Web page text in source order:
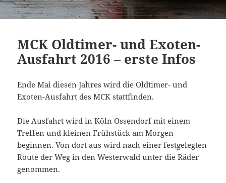
MCK Oldtimer- und Exoten-
Ausfahrt 2016 – erste Infos
Ende Mai diesen Jahres wird die Oldtimer- und
Exoten-Ausfahrt des MCK stattfinden.
Die Ausfahrt wird in Köln Ossendorf mit einem
Treffen und kleinen Frühstück am Morgen
beginnen. Von dort aus wird nach einer festgelegten
Route der Weg in den Westerwald unter die Räder
genommen.